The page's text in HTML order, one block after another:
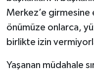
Merkez’e
önümüze onlarca,
birlikte izin
Yaşanan müdahale